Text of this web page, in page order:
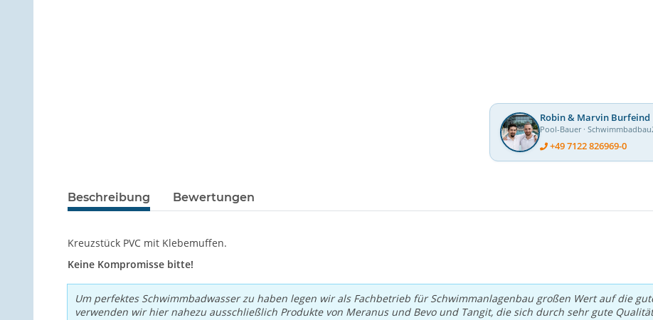
Robin & Marvin Burfeind
Pool-Bauer ·
+49 7122 826969-0
Beschreibung Bewertungen
Kreuzstück PVC mit Klebemuffen.
Keine Kompromisse bitte!
Um perfektes Schwimmbadwasser zu haben legen wir als Fachbetrieb für Schwimmanlagenbau großen Wert auf die
verwenden wir hier nahezu ausschließlich Produkte von Meranus und Bevo und Tangit, die sich durch sehr gute